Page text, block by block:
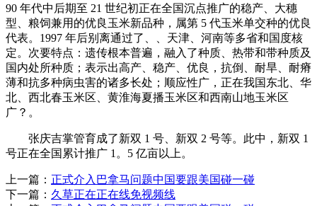
90 年代中后期至 21 世纪初正在全国沉点推广的稳产、大穗
型、粮饲兼用的优良玉米新品种，属第 5 代玉米单交种的优良
代表。1997 年后别离通过了、、天津、河南等多省和国度核
定。次要特点：遗传根本普遍，融入了种质、热带和带种质及
国内处所种质；表示出高产、稳产、优良，抗倒、耐旱、耐瘠
薄和抗多种病虫害的诸多长处；顺应性广，正在我国东北、华
北、西北春玉米区、黄淮海夏播玉米区和西南山地玉米区
广？。
张庆吉掌管育成了新双 1 号、新双 2 号等。此中，新双 1
号正在全国累计推广 1。5 亿亩以上。
上一篇： 正式介入巴拿马问题中国要跟美国碰一碰
下一篇： 久草正在正在线免视频线